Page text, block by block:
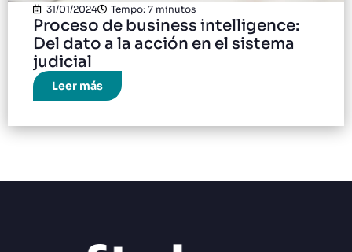
31/01/2024 Tempo: 7 minutos
Proceso de business intelligence:
Del dato a la acción en el sistema
judicial
Leer más